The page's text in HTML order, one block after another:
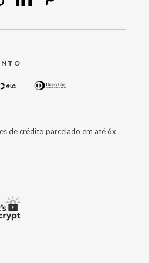
de crédito parcelado em até 6x